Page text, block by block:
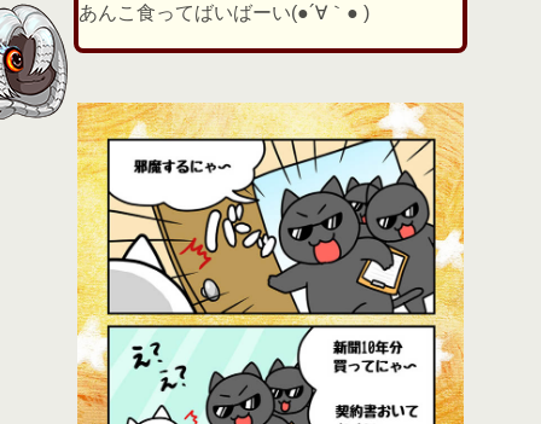
あんこ食ってばいばーい(●´∀｀● )